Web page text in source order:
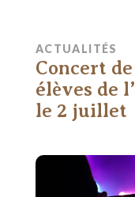
ACTUALITÉS
Concert
élèves de
le 2 juillet